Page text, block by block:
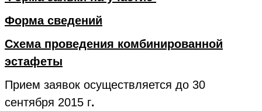
Форма сведений
Схема проведения комбинированной
эстафеты
Прием заявок осуществляется до 30
сентября 2015 г.